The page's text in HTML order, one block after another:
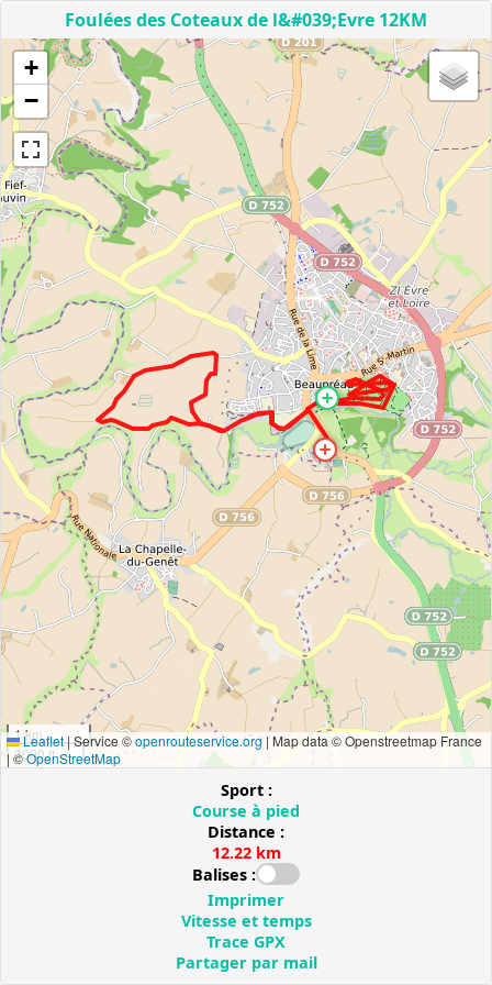
Foulées des Coteaux de l&#039;Evre 12KM
+
−
1 km
3000 ft
Leaflet|Service ©openrouteservice.org | Map data © Openstreetmap France
| ©OpenStreetMap
Sport :
Course à pied
Distance :
12.22 km
Balises :
Imprimer
Vitesse et temps
Trace GPX
Partager par mail